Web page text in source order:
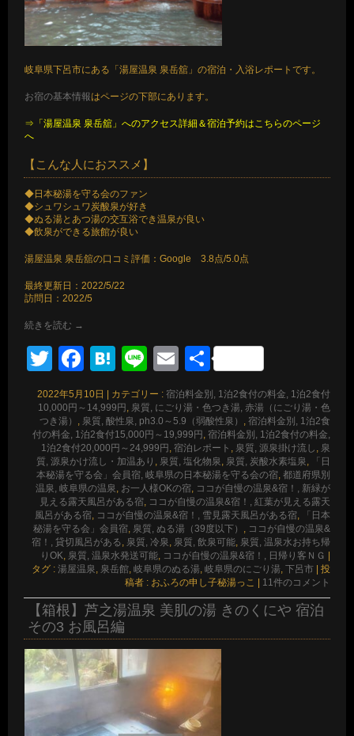
岐阜県下呂市にある「湯屋温泉 泉岳舘」の宿泊・入浴レポートです。
お宿の基本情報はページの下部にあります。
⇒「湯屋温泉 泉岳舘」へのアクセス詳細＆宿泊予約はこちらのページ
へ
【こんな人におススメ】
◆日本秘湯を守る会のファン
◆シュワシュワ炭酸泉が好き
◆ぬる湯とあつ湯の交互浴でき温泉が良い
◆飲泉ができる旅館が良い
湯屋温泉 泉岳舘の口コミ評価：Google 3.8点/5.0点
最終更新日：2022/5/22
訪問日：2022/5
続きを読む →
TwitterFacebook
Hatena
LineEmail
共
有
2022年5月10日 カテゴリー : 宿泊料金別, 1泊2食付の料金, 1泊2食付
10,000円～14,999円 , 泉質, にごり湯・色つき湯, 赤湯（にごり湯・色
つき湯） , 泉質, 酸性泉, ph3.0～5.9（弱酸性泉） , 宿泊料金別, 1泊2食
付の料金, 1泊2食付15,000円～19,999円 , 宿泊料金別, 1泊2食付の料金,
1泊2食付20,000円～24,999円 , 宿泊レポート , 泉質, 源泉掛け流し , 泉
質, 源泉かけ流し・加温あり , 泉質, 塩化物泉, 泉質, 炭酸水素塩泉,
「日
本秘湯を守る会」会員宿, 岐阜県の日本秘湯を守る会の宿, 都道府県別
温泉, 岐阜県の温泉, お一人様OKの宿, ココが自慢の温泉&宿！, 新緑が
見える露天風呂がある宿, ココが自慢の温泉&宿！, 紅葉が見える露天
風呂がある宿, ココが自慢の温泉&宿！, 雪見露天風呂がある宿,
「日本
秘湯を守る会」会員宿, 泉質, ぬる湯（39度以下） , ココが自慢の温泉&
宿！, 貸切風呂がある, 泉質, 冷泉, 泉質, 飲泉可能, 泉質, 温泉水お持ち帰
りOK, 泉質, 温泉水発送可能, ココが自慢の温泉&宿！, 日帰り客ＮＧ
タグ : 湯屋温泉, 泉岳館, 岐阜県のぬる湯, 岐阜県のにごり湯, 下呂市
投
稿者 : おふろの申し子秘湯っこ
11件のコメント
【箱根】芦之湯温泉 美肌の湯 きのくにや 宿泊
その3 お風呂編